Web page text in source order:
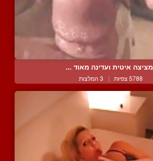
מציצה איטית ועדינה מאוד ...
5788 צפיות | 3 המלצות